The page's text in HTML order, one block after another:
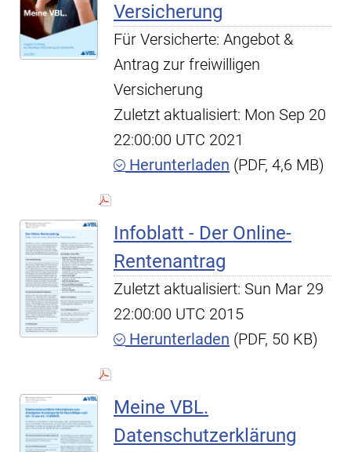
Versicherung
Für Versicherte: Angebot &
Antrag zur freiwilligen
Versicherung
Zuletzt aktualisiert: Mon Sep 20
22:00:00 UTC 2021
Herunterladen (PDF, 4,6 MB)
Infoblatt - Der Online-
Rentenantrag
Zuletzt aktualisiert: Sun Mar 29
22:00:00 UTC 2015
Herunterladen (PDF, 50 KB)
Meine VBL.
Datenschutzerklärung